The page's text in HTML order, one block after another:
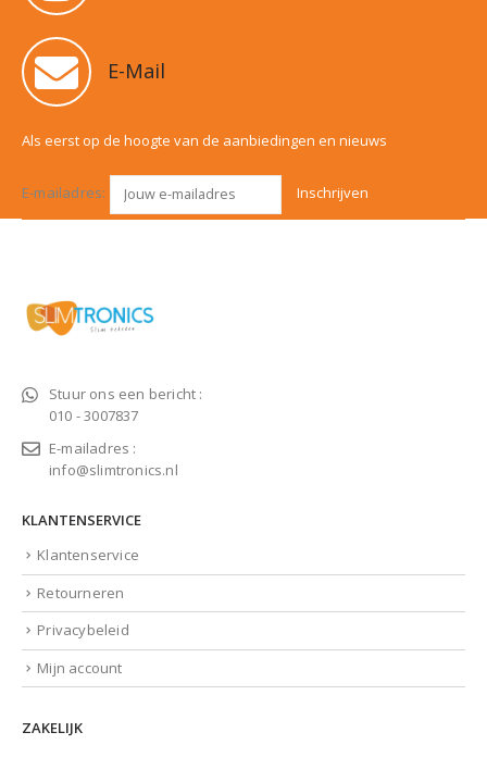
E-Mail
Als eerst op de hoogte van de aanbiedingen en nieuws
E-mailadres:
Stuur ons een bericht :
010 - 3007837
E-mailadres :
info@slimtronics.nl
KLANTENSERVICE
Klantenservice
Retourneren
Privacybeleid
Mijn account
ZAKELIJK